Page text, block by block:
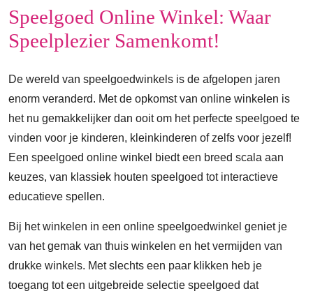
Speelgoed Online Winkel: Waar
Speelplezier Samenkomt!
De wereld van speelgoedwinkels is de afgelopen jaren
enorm veranderd. Met de opkomst van online winkelen is
het nu gemakkelijker dan ooit om het perfecte speelgoed te
vinden voor je kinderen, kleinkinderen of zelfs voor jezelf!
Een speelgoed online winkel biedt een breed scala aan
keuzes, van klassiek houten speelgoed tot interactieve
educatieve spellen.
Bij het winkelen in een online speelgoedwinkel geniet je
van het gemak van thuis winkelen en het vermijden van
drukke winkels. Met slechts een paar klikken heb je
toegang tot een uitgebreide selectie speelgoed dat